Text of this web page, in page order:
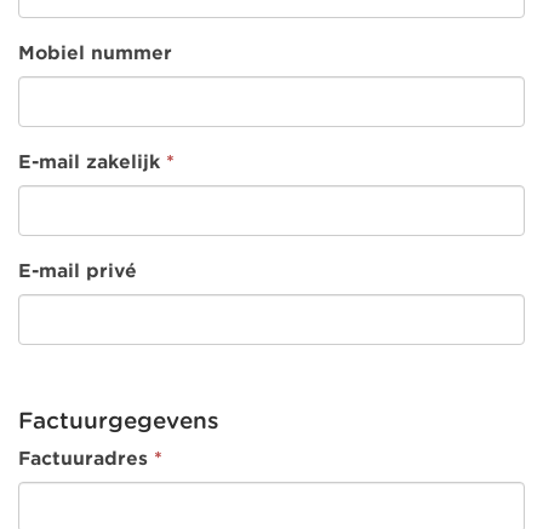
Mobiel nummer
E-mail zakelijk *
E-mail privé
Factuurgegevens
Factuuradres *